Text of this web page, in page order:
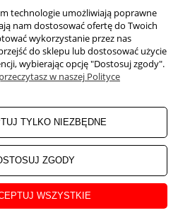
POMOC
ZAKUPY
KONTO
O NAS
technologie umożliwiają poprawne
nam dostosować ofertę do Twoich
wykorzystanie przez nas
do sklepu lub dostosować użycie
wybierając opcję "Dostosuj zgody".
w naszej Polityce
TYLKO NIEZBĘDNE
ZGODY
WSZYSTKIE